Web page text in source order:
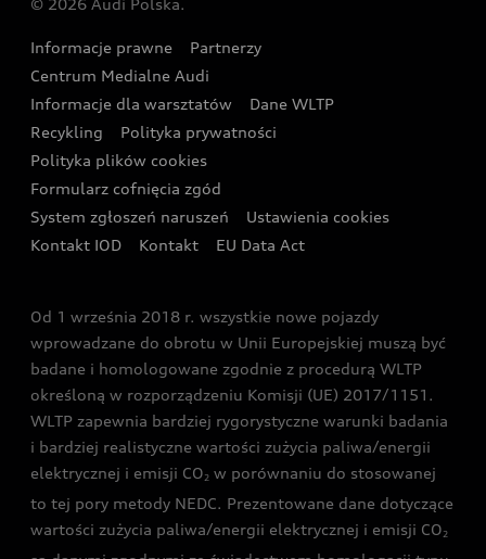
Wyszukaj najbliższego Partnera Audi
Oferta dla przedsiębiorców
Oferta dla klientów prywatnych
Kalkulator rat
Ubezpieczenie
Audi exclusive
Zasięg
Gwarancja
Akcje serwisowe Audi
Katalog online akcesoriów
Audi i Muzeum Sztuki Nowoczesnej w Warszawie
Audi driving experience
Audi quattro Cup
Audi i Puchar Świata w Skokach Narciarskich w
Zakopanem
© 2026 Audi Polska.
Informacje prawne
Partnerzy
Centrum Medialne Audi
Informacje dla warsztatów
Dane WLTP
Recykling
Polityka prywatności
Polityka plików cookies
Formularz cofnięcia zgód
System zgłoszeń naruszeń
Ustawienia cookies
Kontakt IOD
Kontakt EU Data Act
Od 1 września 2018 r. wszystkie nowe pojazdy
wprowadzane do obrotu w Unii Europejskiej muszą być
badane i homologowane zgodnie z procedurą WLTP
określoną w rozporządzeniu Komisji (UE) 2017/1151.
WLTP zapewnia bardziej rygorystyczne warunki badania
i bardziej realistyczne wartości zużycia paliwa/energii
elektrycznej i emisji CO2 w porównaniu do stosowanej
to tej pory metody NEDC. Prezentowane dane dotyczące
wartości zużycia paliwa/energii elektrycznej i emisji CO2